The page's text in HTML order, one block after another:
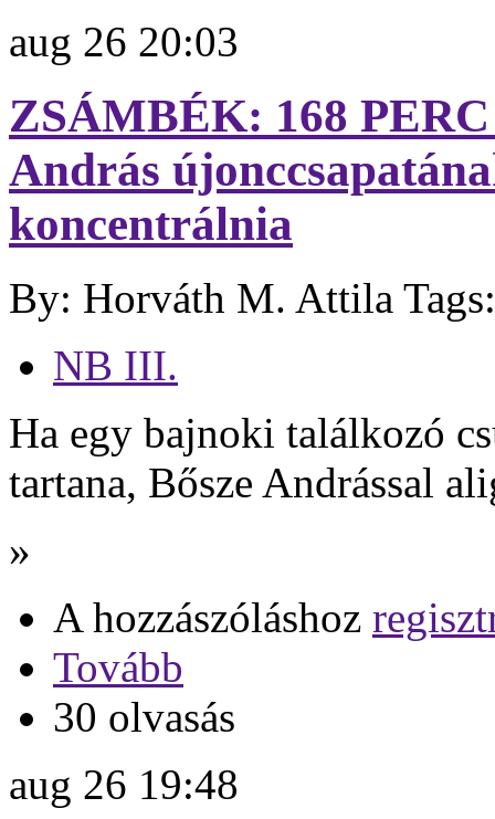
aug 26 20:03
ZSÁMBÉK: 168
András
koncentrálnia
By: Horváth M. Attila Tags:
NB III.
Ha egy bajnoki találkozó
tartana, Bősze Andrással
»
A hozzászóláshoz
Tovább
30 olvasás
aug 26 19:48